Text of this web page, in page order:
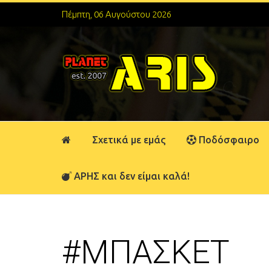
Πέμπτη, 06 Αυγούστου 2026
Σχετικά με εμάς Ποδόσφαιρο
ΑΡΗΣ και δεν είμαι καλά!
#ΜΠΑΣΚΕΤ